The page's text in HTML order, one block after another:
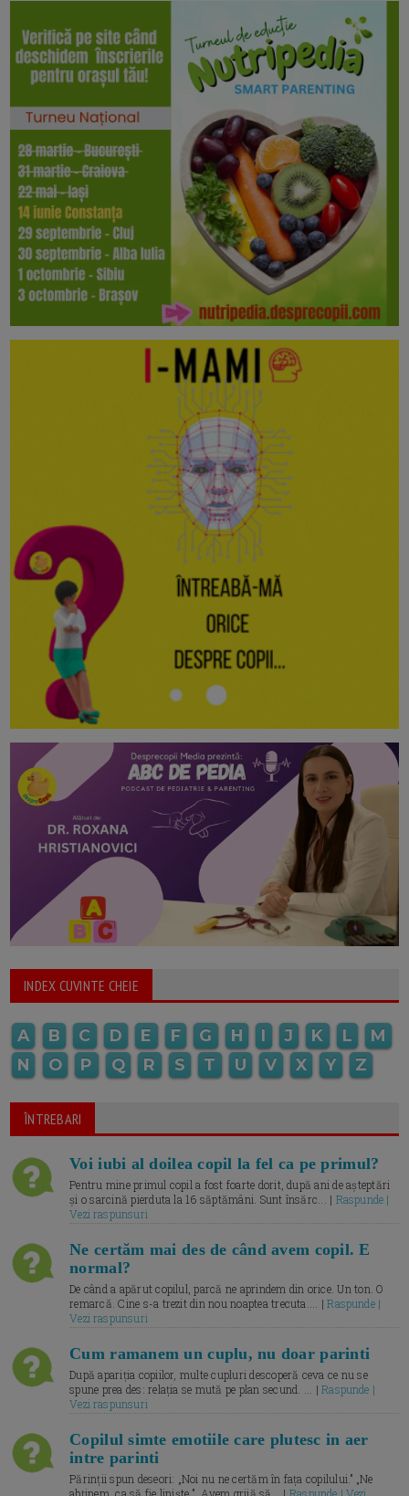
INDEX CUVINTE CHEIE
A B C D E F G H I J K L
M
N
O P Q R S T U V X Y Z
ÎNTREBARI
Voi iubi al doilea copil la fel ca pe primul?
Pentru mine primul copil a fost foarte dorit, după ani de așteptări
și o sarcină pierduta la 16 săptămâni. Sunt însărc... | Raspunde |
Vezi raspunsuri
Ne certăm mai des de când avem copil. E
normal?
De când a apărut copilul, parcă ne aprindem din orice. Un ton. O
remarcă. Cine s-a trezit din nou noaptea trecuta.... |Raspunde |
Vezi raspunsuri
Cum ramanem un cuplu, nu doar parinti
După apariția copiilor, multe cupluri descoperă ceva ce nu se
spune prea des: relația se mută pe plan secund. ... |Raspunde |
Vezi raspunsuri
Copilul simte emotiile care plutesc in aer
intre parinti
Părinții spun deseori: „Noi nu ne certăm în fața copilului.” „Ne